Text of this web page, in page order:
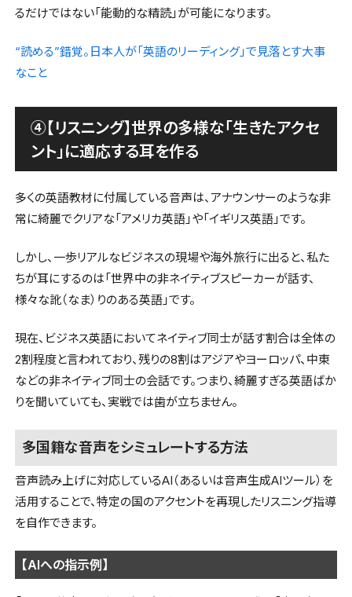
るだけではない「能動的な精読」が可能になります。
“読める”錯覚。日本人が「英語のリーディング」で見落とす大事
なこと
④【リスニング】世界の多様な「生きたアクセ
ント」に適応する耳を作る
多くの英語教材に付属している音声は、アナウンサーのような非
常に綺麗でクリアな「アメリカ英語」や「イギリス英語」です。
しかし、一歩リアルなビジネスの現場や海外旅行に出ると、私た
ちが耳にするのは「世界中の非ネイティブスピーカーが話す、
様々な訛（なま）りのある英語」です。
現在、ビジネス英語においてネイティブ同士が話す割合は全体の
2割程度と言われており、残りの8割はアジアやヨーロッパ、中東
などの非ネイティブ同士の会話です。つまり、綺麗すぎる英語ばか
りを聞いていても、実戦では歯が立ちません。
多国籍な音声をシミュレートする方法
音声読み上げに対応しているAI（あるいは音声生成AIツール）を
活用することで、特定の国のアクセントを再現したリスニング指導
を自作できます。
【AIへの指示例】